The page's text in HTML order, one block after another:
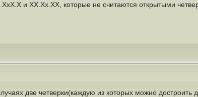
и ХХ.Хх.ХХ, которые не считаются открытыми
две четверки(каждую из которых можно